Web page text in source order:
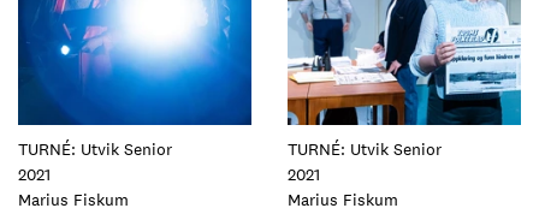
TURNÉ: Utvik Senior
2021
Foto:
Marius Fiskum
TURNÉ: Utvik Senior
2021
Foto:
Marius Fiskum